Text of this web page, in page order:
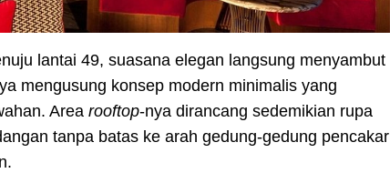
lantai 49, suasana elegan langsung menyambut
mengusung konsep modern minimalis yang
Area rooftop-nya dirancang sedemikian rupa
tanpa batas ke arah gedung-gedung pencakar